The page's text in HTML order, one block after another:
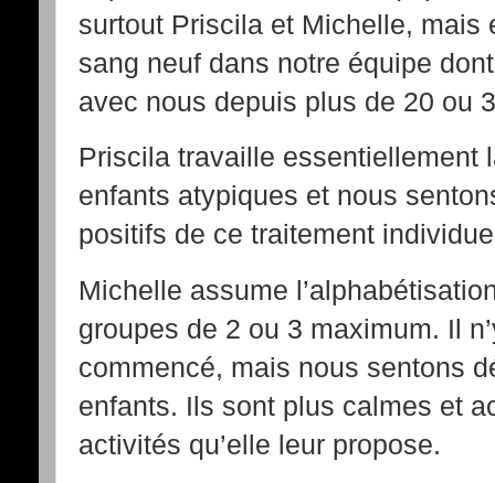
surtout Priscila et Michelle, mais
sang neuf dans notre équipe
avec nous depuis plus de 20 ou
Priscila travaille essentiellement
enfants atypiques et nous
positifs de ce traitement
Michelle assume
groupes de 2 ou 3 maximum. Il
commencé, mais nous sentons
enfants. Ils sont plus calmes et
activités qu’elle leur propose.